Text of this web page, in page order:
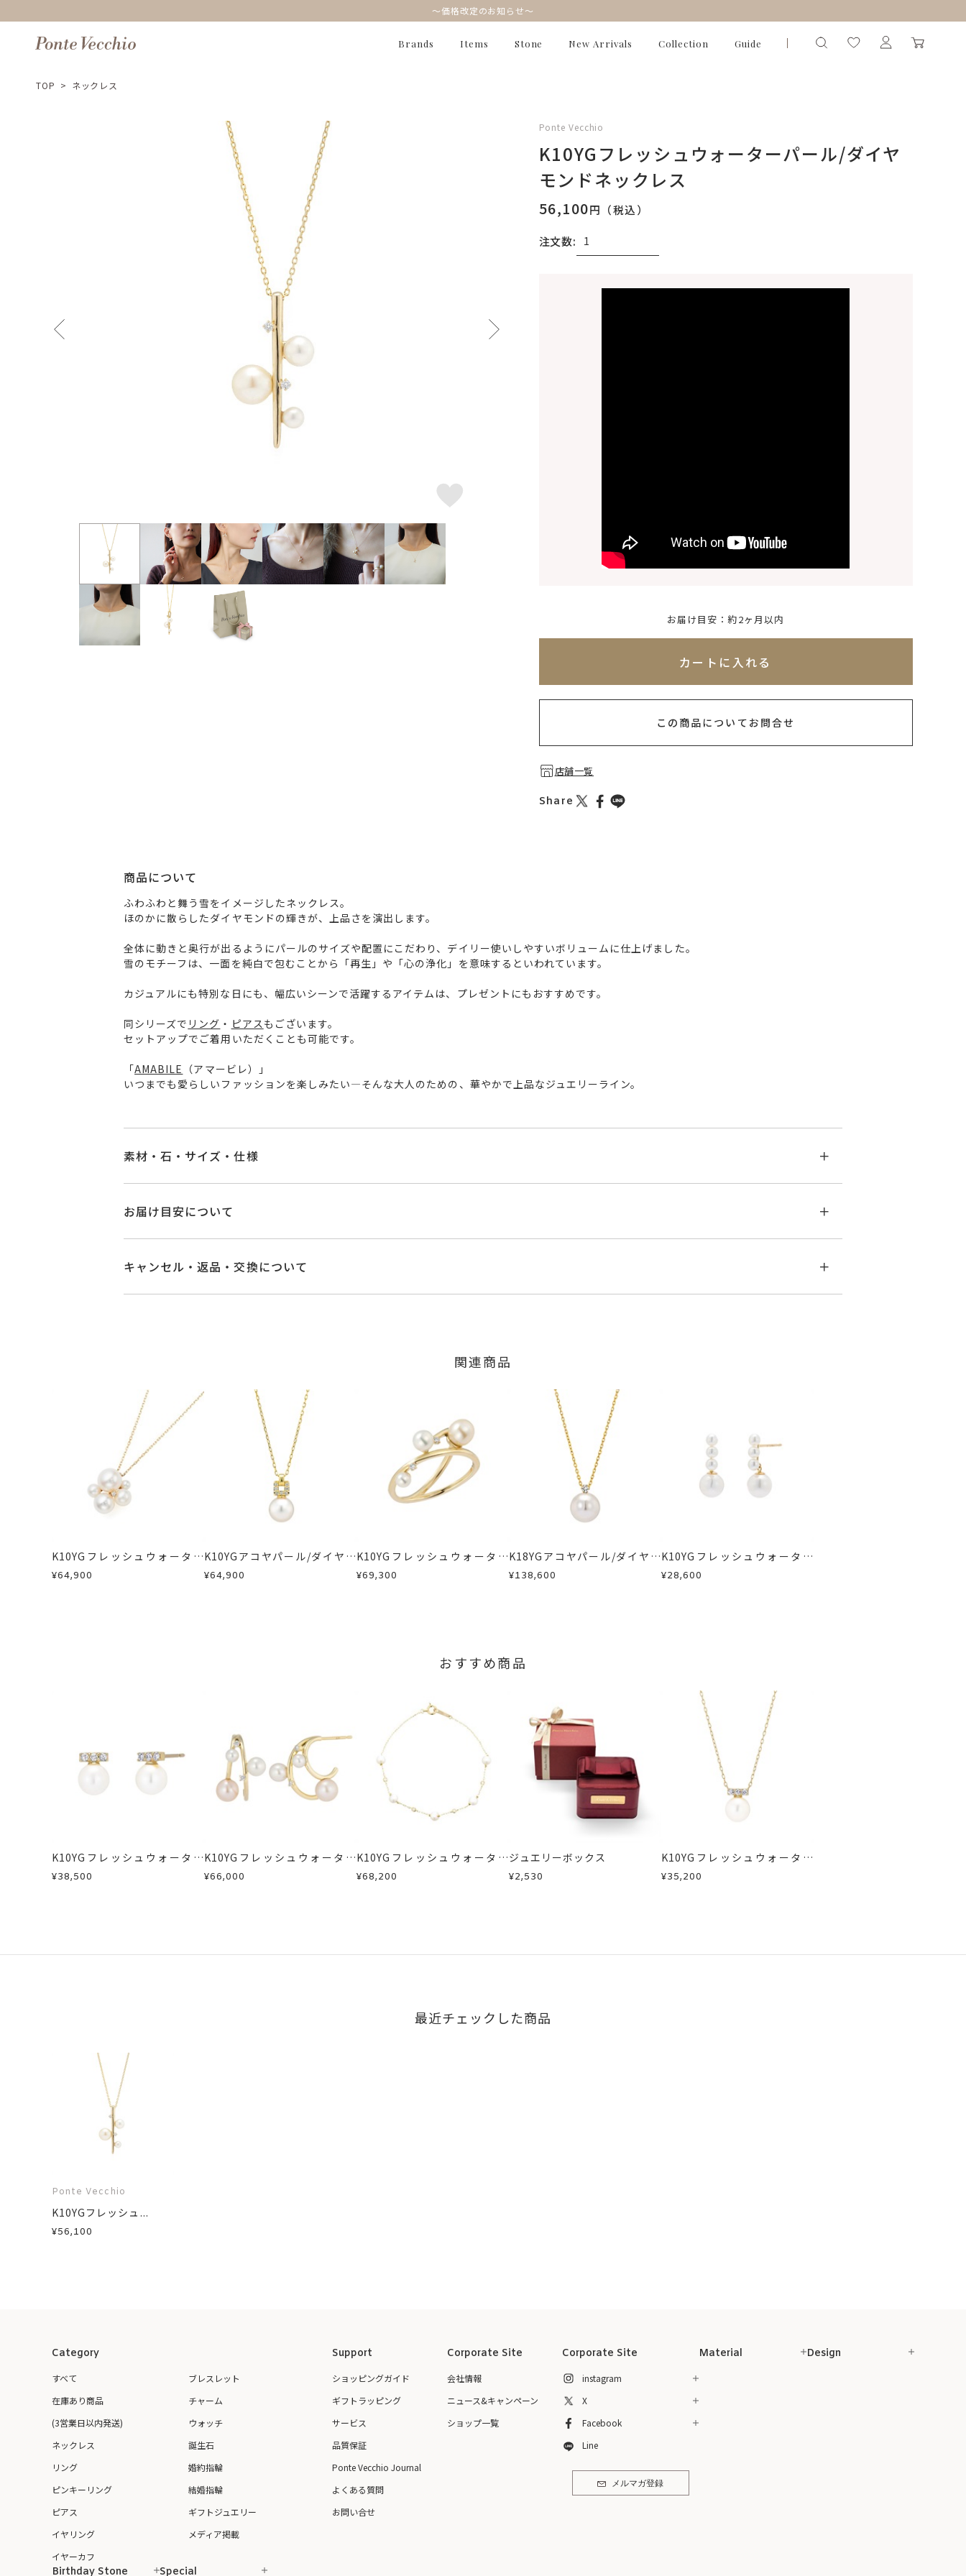
～価格改定のお知らせ～
Brands Items Stone New Arrivals Collection Guide
TOP > ネックレス
Ponte Vecchio
K10YGフレッシュウォーターパール/ダイヤ
モンドネックレス
56,100円（税込）
注文数:
お届け目安：約2ヶ月以内
カートに入れる
この商品についてお問合せ
店舗一覧
Share
商品について
ふわふわと舞う雪をイメージしたネックレス。
ほのかに散らしたダイヤモンドの輝きが、上品さを演出します。
全体に動きと奥行が出るようにパールのサイズや配置にこだわり、デイリー使いしやすいボリュームに仕上げました。
雪のモチーフは、一面を純白で包むことから「再生」や「心の浄化」を意味するといわれています。
カジュアルにも特別な日にも、幅広いシーンで活躍するアイテムは、プレゼントにもおすすめです。
同シリーズで リング ・ ピアスもございます。
セットアップでご着用いただくことも可能です。
「AMABILE （アマービレ）」
いつまでも愛らしいファッションを楽しみたい―そんな大人のための、華やかで上品なジュエリーライン。
素材・石・サイズ・仕様
素材 K10イエローゴールド
ダイヤモンド
0.01ct
フレッシュウォーターパール
トップ 縦：約21.2mm 横：約11.2mm 厚さ：約6mm
カテゴリー ネックレス 、ダイヤモンド K10YG、バー／ワンライン
刻印
お届け目安について
ご注文およびご入金確認後、以下の日程にて発送いたします。
■お届け目安が「3営業日以内に発送」の商品
・在庫のご用意ができる場合： 約1週間～1ヶ月以内を目安に発送いたします。
・受注生産となる場合： 商品ページに記載のある目安日数を頂戴し、一から製作いたします。
※お急ぎの方はご注文前にお問い合わせください。事前に現在の納期状況を確認いたします。
お届け予定日はご注文から2営業日以内にメールにてご案内いたします。
キャンセル・返品・交換について
・一度ご使用になった商品
・受注生産の商品
・お客さまのお手元で傷や汚れが発生した商品
・到着後ご連絡無く7日以上経過した商品
・刻印をお入れした商品
・販売期間が限定されている商品
・過度な交換・返品を繰り返している場合
商品の品質には万全を期しておりますが、万が一不良品の場合、またはご注文のお品と異なる場合は、早急に商品を交換させていただきます。
詳細は こちら
関連商品
K10YGフレッシュウォーター
パール/ダイヤモンドネックレ
¥64,900
K10YGアコヤパール/ダイヤモ
ンドネックレス
¥64,900
K10YGフレッシュウォーター
パール/ダイヤモンドリング
¥69,300
K18YGアコヤパール/ダイヤモ
ンドネックレス
¥138,600
K10YGフレッシュウォーター
パールピアス
¥28,600
おすすめ商品
K10YGフレッシュウォーター
パール/ホワイトトパーズピア
¥38,500
K10YGフレッシュウォーター
パール/ダイヤモンドピアス
¥66,000
K10YGフレッシュウォーター
パール/ダイヤモンドブレスレ
¥68,200
ジュエリーボックス
¥2,530
K10YGフレッシュウォーター
パール/ホワイトトパーズネッ
¥35,200
最近チェックした商品
Ponte Vecchio
K10YGフレッシュ...
¥56,100
Category
すべて
在庫あり商品
(3営業日以内発送)
ネックレス
リング
ピンキーリング
ピアス
イヤリング
イヤーカフ
ブレスレット
チャーム
ウォッチ
誕生石
婚約指輪
結婚指輪
ギフトジュエリー
メディア掲載
Support
ショッピングガイド
ギフトラッピング
サービス
品質保証
Ponte Vecchio Journal
よくある質問
お問い合せ
Corporate Site
会社情報
ニュース&キャンペーン
ショップ一覧
Corporate Site
instagram
X
Facebook
Line
メルマガ登録
Material Design
Birthday Stone Special